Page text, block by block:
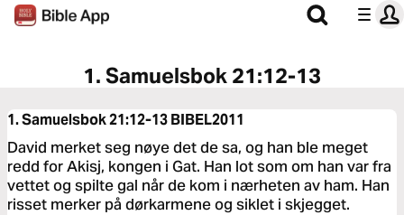
1. Samuelsbok 21:12-13
1. Samuelsbok 21:12-13BIBEL2011
David merket seg nøye det de sa, og han ble meget
redd for Akisj, kongen i Gat. Han lot som om han var fra
vettet og spilte gal når de kom i nærheten av ham. Han
risset merker på dørkarmene og siklet i skjegget.